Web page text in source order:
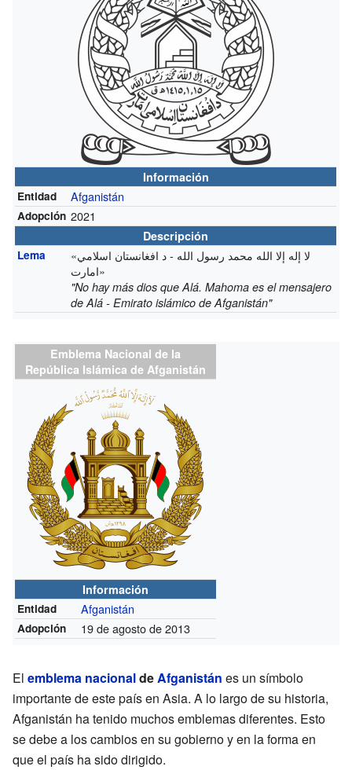
Información
Entidad Afganistán
Adopción 2021
Descripción
Lema
«لا إله إلا الله محمد رسول الله - د افغانستان اسلامي
امارت»
"No hay más dios que Alá. Mahoma es el mensajero
de Alá - Emirato islámico de Afganistán"
Emblema Nacional de la
República Islámica de Afganistán
Información
Entidad Afganistán
Adopción 19 de agosto de 2013
El emblema nacionaldeAfganistán es un símbolo
importante de este país en Asia. A lo largo de su historia,
Afganistán ha tenido muchos emblemas diferentes. Esto
se debe a los cambios en su gobierno y en la forma en
que el país ha sido dirigido.